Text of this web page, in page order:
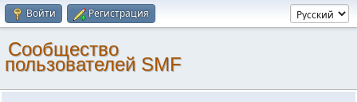
Войти Регистрация
Cообщество
пользователей SMF